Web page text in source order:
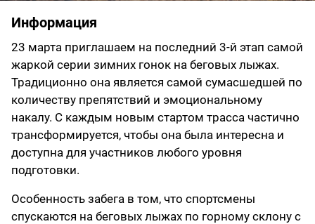
Информация
23 марта приглашаем на последний 3-й этап самой
жаркой серии зимних гонок на беговых лыжах.
Традиционно она является самой сумасшедшей по
количеству препятствий и эмоциональному
накалу. С каждым новым стартом трасса частично
трансформируется, чтобы она была интересна и
доступна для участников любого уровня
подготовки.
Особенность забега в том, что спортсмены
спускаются на беговых лыжах по горному склону с